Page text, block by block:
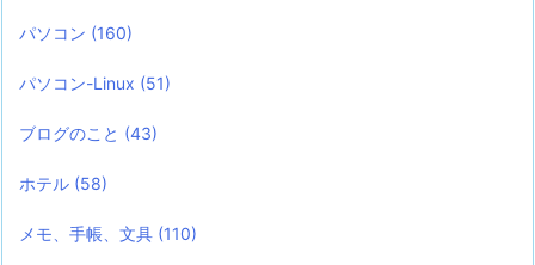
パソコン (160)
パソコン-Linux (51)
ブログのこと (43)
ホテル (58)
メモ、手帳、文具 (110)